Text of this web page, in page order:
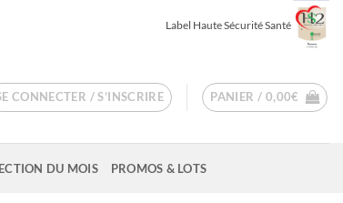
Label Haute Sécurité Santé
CONNECTER / S’INSCRIRE PANIER / 0,00€
DU MOIS PROMOS & LOTS